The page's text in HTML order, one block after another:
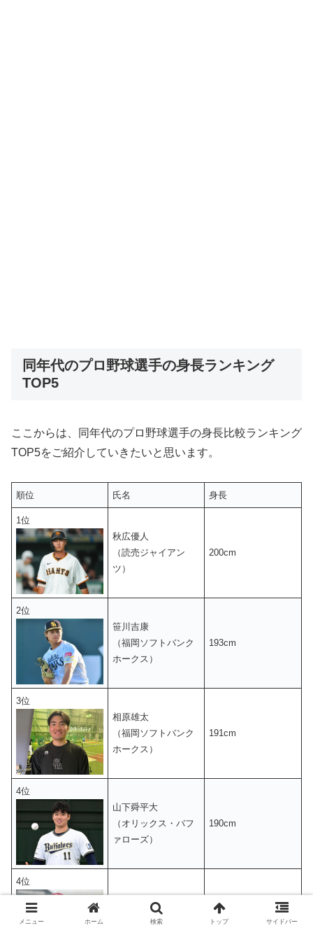
同年代のプロ野球選手の身長ランキング
TOP5
ここからは、同年代のプロ野球選手の身長比較ランキング
TOP5をご紹介していきたいと思います。
順位 氏名 身長
1位
秋広優人
（読売ジャイアン
ツ）
200cm
2位
笹川吉康
（福岡ソフトバンク
ホークス）
193cm
3位
相原雄太
（福岡ソフトバンク
ホークス）
191cm
4位
山下舜平大
（オリックス・バフ
ァローズ）
190cm
4位
（楽天イーグルス）
190cm
メニュー ホーム 検索 トップ サイドバー